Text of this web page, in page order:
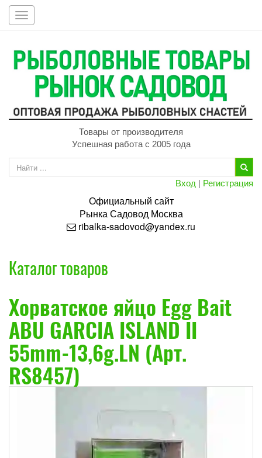
Toggle
navigation
Товары от производителя
Успешная работа с 2005 года
Вход | Регистрация
Официальный сайт
РынкаСадовод Москва
ribalka-sadovod@yandex.ru
Каталог товаров
Хорватское яйцо Egg Bait
ABU GARCIA ISLAND II
55mm-13,6g.LN (Арт.
RS8457)